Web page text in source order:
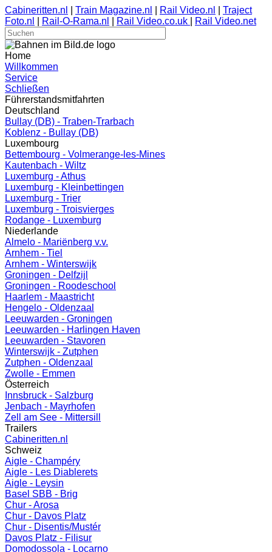
Cabineritten.nl Train Magazine.nl Rail Video.nl
Traject
Foto.nl
Rail-O-Rama.nl Rail Video.co.uk Rail Video.net
Home
Willkommen
Service
Schließen
Führerstandsmitfahrten
Deutschland
Bullay (DB) - Traben-Trarbach
Koblenz - Bullay (DB)
Luxembourg
Bettembourg - Volmerange-les-Mines
Kautenbach - Wiltz
Luxemburg - Athus
Luxemburg - Kleinbettingen
Luxemburg - Trier
Luxemburg - Troisvierges
Rodange - Luxemburg
Niederlande
Almelo - Mariënberg v.v.
Arnhem - Tiel
Arnhem - Winterswijk
Groningen - Delfzijl
Groningen - Roodeschool
Haarlem - Maastricht
Hengelo - Oldenzaal
Leeuwarden - Groningen
Leeuwarden - Harlingen Haven
Leeuwarden - Stavoren
Winterswijk - Zutphen
Zutphen - Oldenzaal
Zwolle - Emmen
Österreich
Innsbruck - Salzburg
Jenbach - Mayrhofen
Zell am See - Mittersill
Trailers
Cabineritten.nl
Schweiz
Aigle - Champéry
Aigle - Les Diablerets
Aigle - Leysin
Basel SBB - Brig
Chur - Arosa
Chur - Davos Platz
Chur - Disentis/Mustér
Davos Platz - Filisur
Domodossola - Locarno